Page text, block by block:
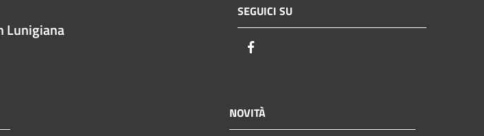
Lunigiana
SEGUICI SU
NOVITÀ